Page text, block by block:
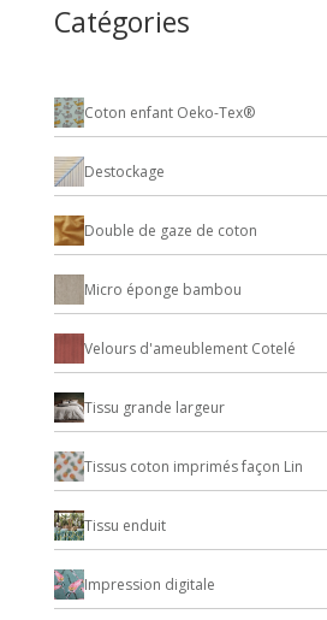
Catégories
Coton enfant Oeko-Tex®
Destockage
Double de gaze de coton
Micro éponge bambou
Velours d'ameublement Cotelé
Tissu grande largeur
Tissus coton imprimés façon Lin
Tissu enduit
Impression digitale